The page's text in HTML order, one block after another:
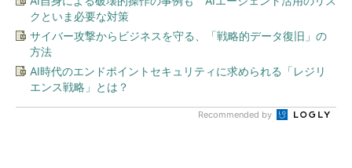
クといま必要な対策
サイバー攻撃からビジネスを守る、「戦略的データ復旧」の
方法
AI時代のエンドポイントセキュリティに求められる「レジリ
エンス戦略」とは？
Recommended by